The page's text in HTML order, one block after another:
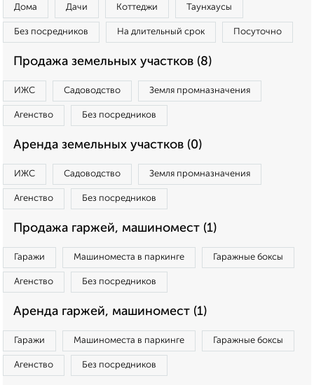
Дома Дачи Коттеджи Таунхаусы
Без посредников На длительный срок Посуточно
Продажа земельных участков (8)
ИЖС Садоводство Земля промназначения
Агенство Без посредников
Аренда земельных участков (0)
ИЖС Садоводство Земля промназначения
Агенство Без посредников
Продажа гаржей, машиномест (1)
Гаражи Машиноместа в паркинге Гаражные боксы
Агенство Без посредников
Аренда гаржей, машиномест (1)
Гаражи Машиноместа в паркинге Гаражные боксы
Агенство Без посредников